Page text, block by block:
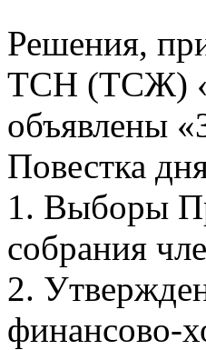
Решения,
ТСН (ТСЖ)
объявлены
Повестка
1. Выборы
собрания
2.
финансово-